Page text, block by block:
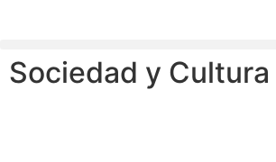
Sociedad y Cultura